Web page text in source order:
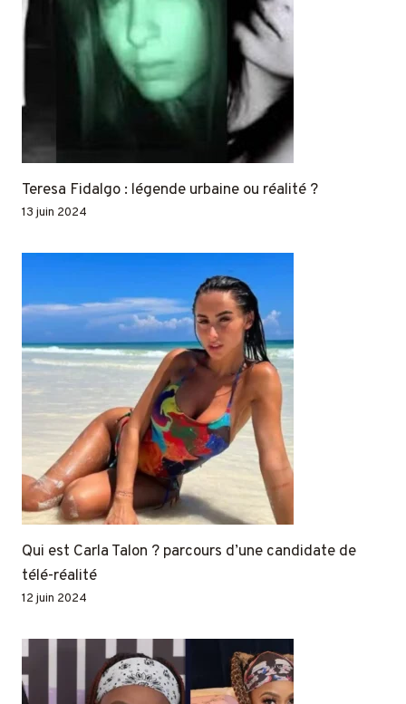
Teresa Fidalgo : légende urbaine ou réalité ?
13 juin 2024
Qui est Carla Talon ? parcours d’une candidate de
télé-réalité
12 juin 2024